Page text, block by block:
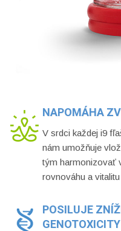
NAPOMÁHA
V srdci každej i9
nám umožňuje
tým harmonizovať
rovnováhu a
POSILUJE